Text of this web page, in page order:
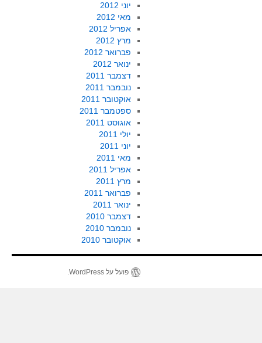
יוני 2012
מאי 2012
אפריל 2012
מרץ 2012
פברואר 2012
ינואר 2012
דצמבר 2011
נובמבר 2011
אוקטובר 2011
ספטמבר 2011
אוגוסט 2011
יולי 2011
יוני 2011
מאי 2011
אפריל 2011
מרץ 2011
פברואר 2011
ינואר 2011
דצמבר 2010
נובמבר 2010
אוקטובר 2010
פועל על WordPress.